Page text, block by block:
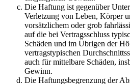
Die Haftung ist gegenüber
Verletzung von Leben, Körper
vorsätzlichem oder grob
auf die bei Vertragsschluss
Schäden und im Übrigen der
vertragstypischen
auch für mittelbare Schäden,
Gewinn.
Die Haftungsbegrenzung der